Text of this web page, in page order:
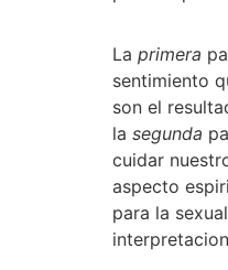
La primera
sentimiento
son el
la segunda
cuidar
aspecto
para la